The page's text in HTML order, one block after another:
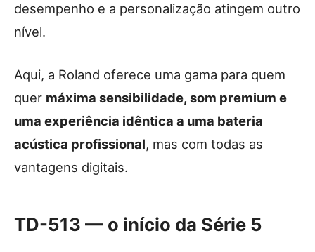
desempenho e a personalização atingem outro
nível.
Aqui, a Roland oferece uma gama para quem
quer máxima sensibilidade, som premium e
uma experiência idêntica a uma bateria
acústica profissional, mas com todas as
vantagens digitais.
TD-513 — o início da Série 5